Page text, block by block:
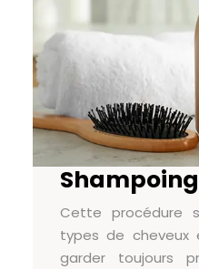
Cette procédure
types de cheveux
garder toujours